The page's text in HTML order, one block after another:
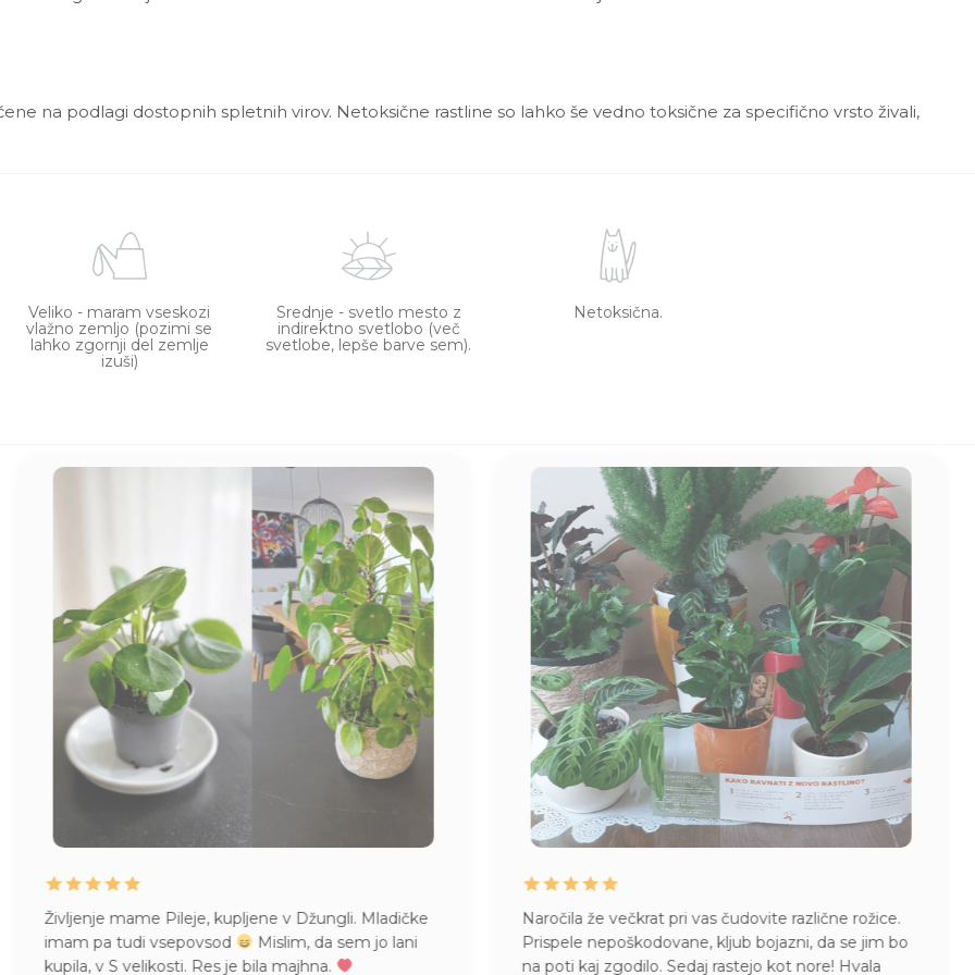
na podlagi dostopnih spletnih virov. Netoksične rastline so lahko še vedno toksične za specifično vrsto živali,
Veliko - maram vseskozi
vlažno zemljo (pozimi se
lahko zgornji del zemlje
izuši)
Srednje - svetlo mesto z
indirektno svetlobo (več
svetlobe, lepše barve sem).
Netoksična.
mame Pileje, kupljene v Džungli. Mladičke
pa tudi vsepovsod
Mislim, da sem jo lani
v S velikosti. Res je bila majhna.
Naročila že večkrat pri vas čudovite različne rožice.
Prispele nepoškodovane, kljub bojazni, da se jim bo
na poti kaj zgodilo. Sedaj rastejo kot nore! Hvala